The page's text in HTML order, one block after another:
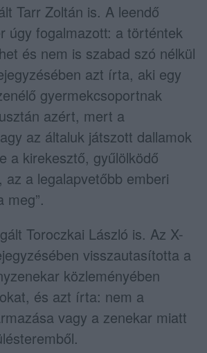
Tarr Zoltán is. A leendő
úgy fogalmazott: a történtek
és nem is szabad szó nélkül
azt írta, aki egy
gyermekcsoportnak
azért, mert a
az általuk játszott dallamok
a kirekesztő, gyűlölködő
az a legalapvetőbb emberi
meg”.
Toroczkai László is. Az X-
visszautasította a
közleményében
és azt írta: nem a
vagy a zenekar miatt